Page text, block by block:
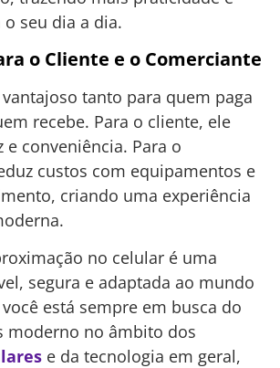
seu dia a dia.
o Cliente e o Comerciante
vantajoso tanto para quem paga
recebe. Para o cliente, ele
e conveniência. Para o
custos com equipamentos e
criando uma experiência
no celular é uma
segura e adaptada ao mundo
está sempre em busca do
moderno no âmbito dos
e da tecnologia em geral,